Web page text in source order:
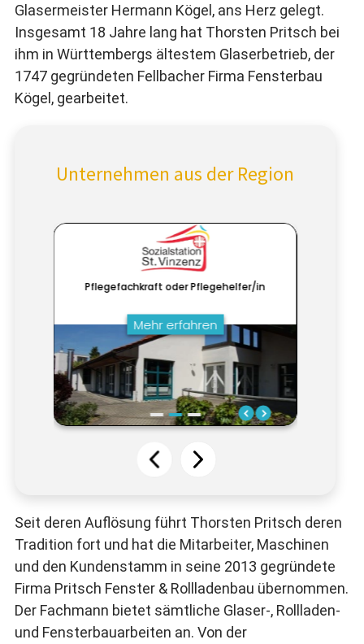
Glasermeister Hermann Kögel, ans Herz gelegt.
Insgesamt 18 Jahre lang hat Thorsten Pritsch bei
ihm in Württembergs ältestem Glaserbetrieb, der
1747 gegründeten Fellbacher Firma Fensterbau
Kögel, gearbeitet.
Unternehmen aus der Region
Seit deren Auflösung führt Thorsten Pritsch deren
Tradition fort und hat die Mitarbeiter, Maschinen
und den Kundenstamm in seine 2013 gegründete
Firma Pritsch Fenster & Rollladenbau übernommen.
Der Fachmann bietet sämtliche Glaser-, Rollladen-
und Fensterbauarbeiten an. Von der